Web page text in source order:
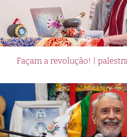
Façam a revolução! |